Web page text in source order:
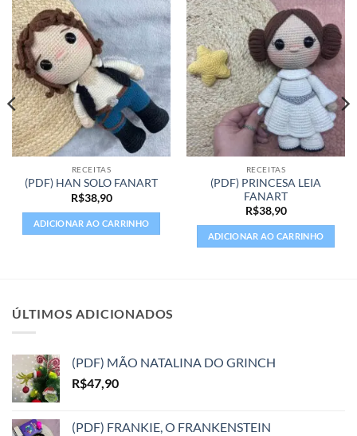
RECEITAS
(PDF) HAN SOLO FANART
R$38,90
ADICIONAR AO CARRINHO
RECEITAS
(PDF) PRINCESA LEIA
FANART
R$38,90
ADICIONAR AO CARRINHO
ÚLTIMOS ADICIONADOS
(PDF) MÃO NATALINA DO GRINCH
R$47,90
(PDF) FRANKIE, O FRANKENSTEIN